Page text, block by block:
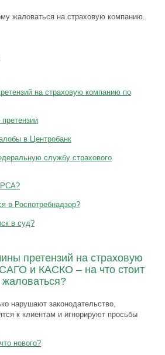
жаловаться на страховую компанию.
на страховую компанию по
в Центробанк
службу страхового
РСА?
в Роспотребнадзор?
в суд?
претензий на страховую
и КАСКО – на что стоит
жаловаться?
нарушают законодательство,
к клиентам и игнорируют просьбы
нового?